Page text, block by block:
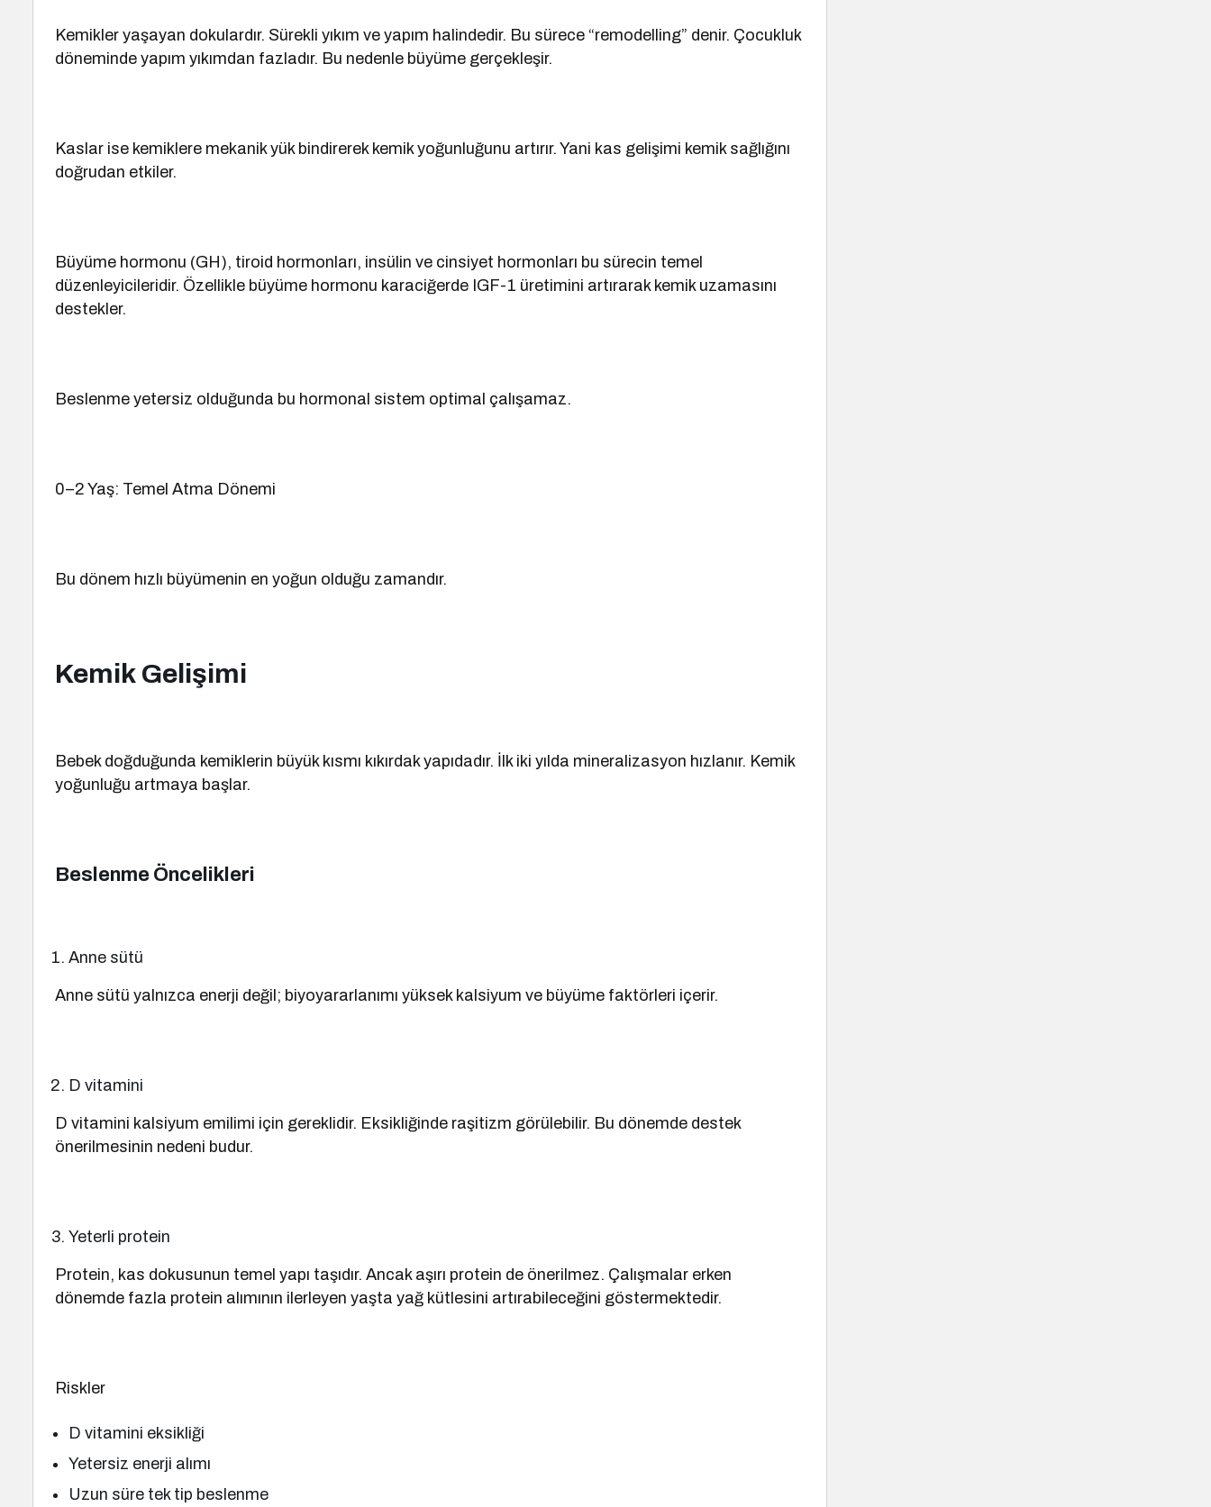
Kemikler yaşayan dokulardır. Sürekli yıkım ve yapım halindedir. Bu sürece “remodelling” denir. Çocukluk
döneminde yapım yıkımdan fazladır. Bu nedenle büyüme gerçekleşir.
Kaslar ise kemiklere mekanik yük bindirerek kemik yoğunluğunu artırır. Yani kas gelişimi kemik sağlığını
doğrudan etkiler.
Büyüme hormonu (GH), tiroid hormonları, insülin ve cinsiyet hormonları bu sürecin temel
düzenleyicileridir. Özellikle büyüme hormonu karaciğerde IGF-1 üretimini artırarak kemik uzamasını
destekler.
Beslenme yetersiz olduğunda bu hormonal sistem optimal çalışamaz.
0–2 Yaş: Temel Atma Dönemi
Bu dönem hızlı büyümenin en yoğun olduğu zamandır.
Kemik Gelişimi
Bebek doğduğunda kemiklerin büyük kısmı kıkırdak yapıdadır. İlk iki yılda mineralizasyon hızlanır. Kemik
yoğunluğu artmaya başlar.
Beslenme Öncelikleri
Anne sütü
Anne sütü yalnızca enerji değil; biyoyararlanımı yüksek kalsiyum ve büyüme faktörleri içerir.
D vitamini
D vitamini kalsiyum emilimi için gereklidir. Eksikliğinde raşitizm görülebilir. Bu dönemde destek
önerilmesinin nedeni budur.
Yeterli protein
Protein, kas dokusunun temel yapı taşıdır. Ancak aşırı protein de önerilmez. Çalışmalar erken
dönemde fazla protein alımının ilerleyen yaşta yağ kütlesini artırabileceğini göstermektedir.
Riskler
D vitamini eksikliği
Yetersiz enerji alımı
Uzun süre tek tip beslenme